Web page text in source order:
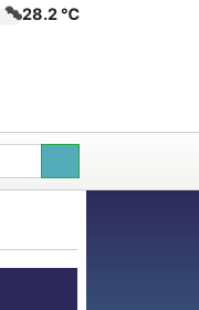
28.2 ℃